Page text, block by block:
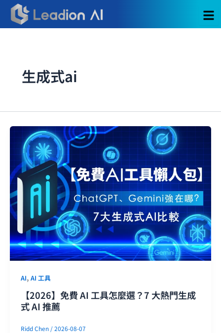
主
生成式ai
AI, AI 工具
【2026】免費 AI 工具怎麼選？7 大熱門生成
式 AI 推薦
Ridd Chen /2026-08-07